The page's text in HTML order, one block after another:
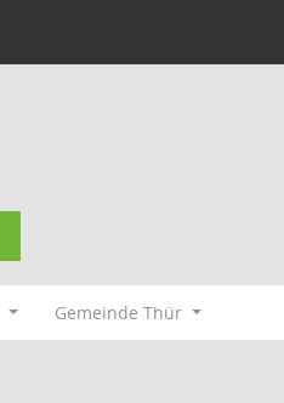
Gemeinde Thür